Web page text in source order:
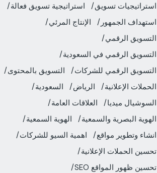
استراتيجيات تسويق
استراتيجية تسويق فعالة
استهداف الجمهور
الإنتاج المرئي
التسويق الرقمي
التسويق الرقمي في السعودية
التسويق الرقمي للشركات
التسويق بالمحتوى
الحملات الإعلانية
الرياض
السعودية
السوشيال ميديا
العلاقات العامة
الهوية البصرية والسمعية
الهوية السمعية
انشاء وتطوير مواقع
اهمية السيو للشركات
تحسين الحملات الإعلانية
تحسين ظهور المواقع SEO